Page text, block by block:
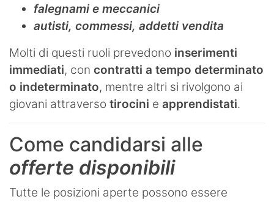
falegnami e meccanici
autisti, commessi, addetti vendita
Molti di questi ruoli prevedono inserimenti
immediati, con contratti a tempo determinato
o indeterminato, mentre altri si rivolgono ai
giovani attraverso tirocini e apprendistati.
Come candidarsi alle
offerte disponibili
Tutte le posizioni aperte possono essere